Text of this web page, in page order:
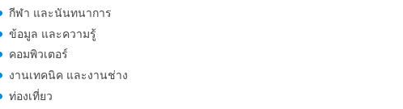
กีฬา และนันทนาการ
ข้อมูล และความรู้
คอมพิวเตอร์
งานเทคนิค และงานช่าง
ท่องเที่ยว